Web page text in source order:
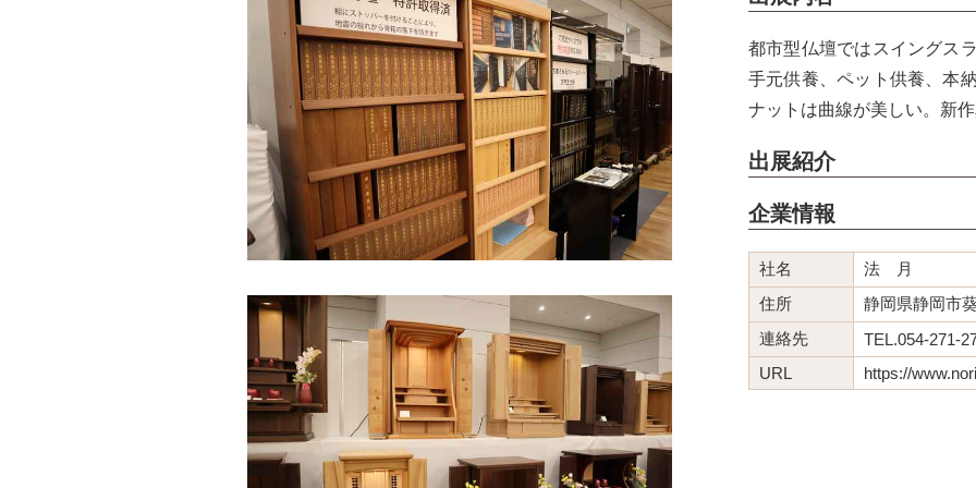
都市型仏壇ではスイングス
手元供養、ペット供養、本
ナットは曲線が美しい。新
出展紹介
企業情報
社名
法 月
住所
静岡県静岡市
連絡先
TEL.054-
URL
https://